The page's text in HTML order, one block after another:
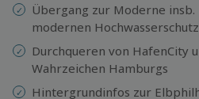
Übergang zur Moderne insb.
modernen
Durchqueren von HafenCity
Wahrzeichen Hamburgs
Hintergrundinfos zur